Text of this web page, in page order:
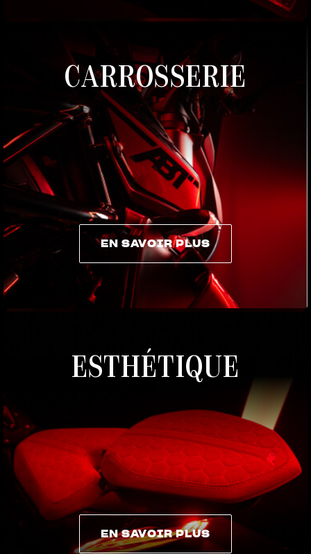
CARROSSERIE
EN SAVOIR PLUS
EN SAVOIR PLUS
ESTHÉTIQUE
EN SAVOIR PLUS